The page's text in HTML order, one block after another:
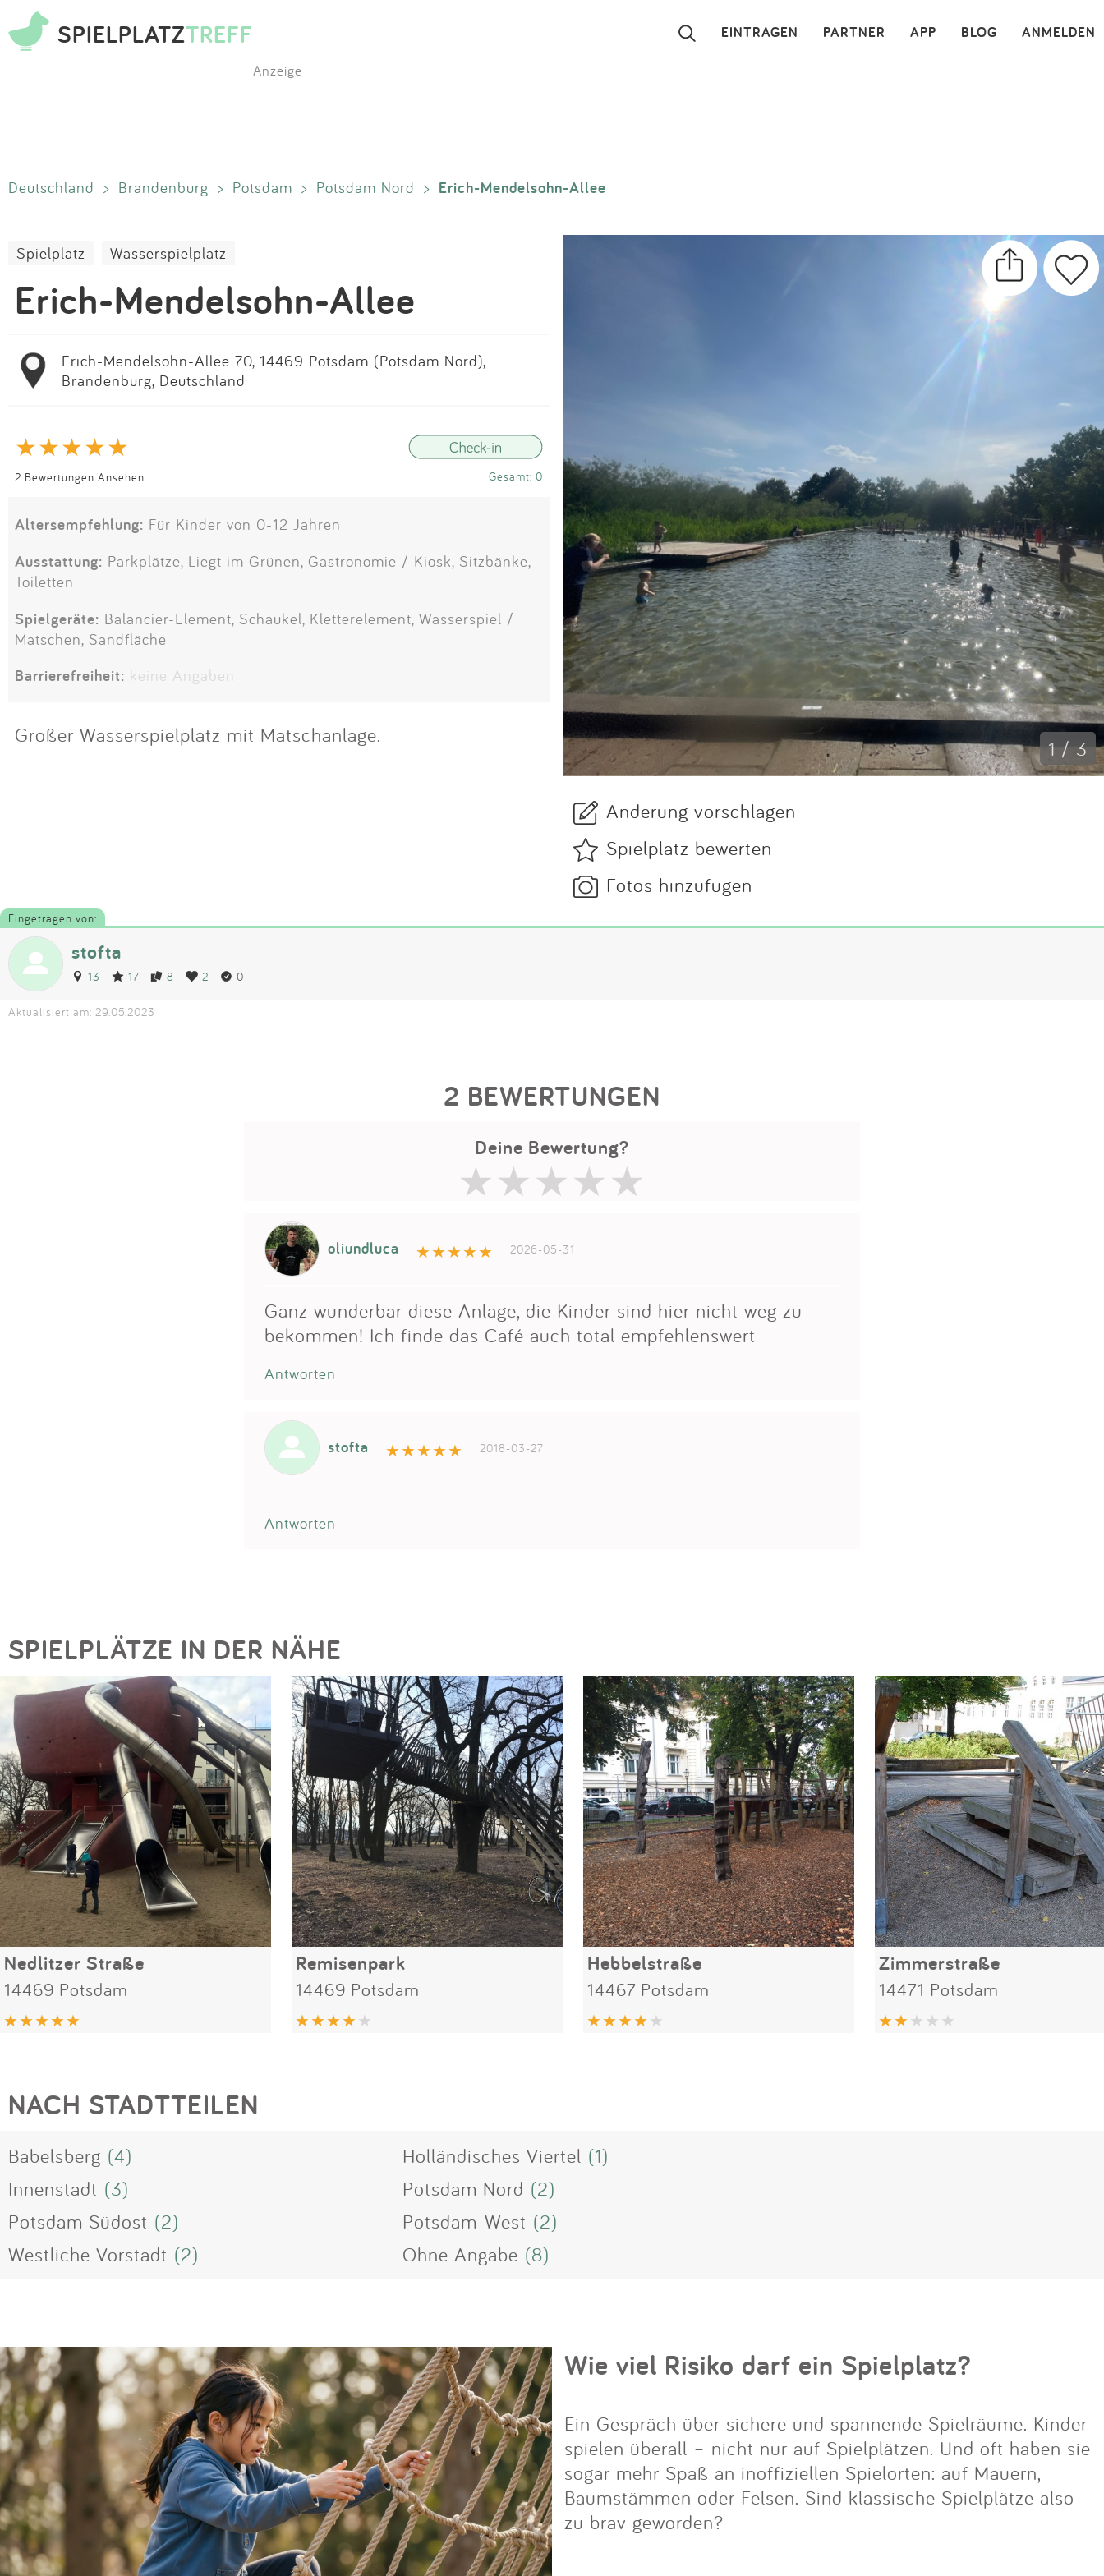
SPIELPLATZTREFF ANMELDEN
BLOG
APP
PARTNER
EINTRAGEN ×
App
Blog
Anmelden
Anzeige
Deutschland > Brandenburg > Potsdam > Potsdam Nord > Erich-Mendelsohn-Allee
Spielplatz Wasserspielplatz
Erich-Mendelsohn-Allee
Erich-Mendelsohn-Allee 70, 14469 Potsdam (Potsdam Nord),
Brandenburg, Deutschland
2 Bewertungen Ansehen Gesamt: 0
Altersempfehlung: Für Kinder von 0-12 Jahren
Ausstattung: Parkplätze, Liegt im Grünen, Gastronomie / Kiosk, Sitzbänke,
Toiletten
Spielgeräte: Balancier-Element, Schaukel, Kletterelement, Wasserspiel /
Matschen, Sandfläche
Barrierefreiheit: keine Angaben
Großer Wasserspielplatz mit Matschanlage.
1 / 3
Änderung vorschlagen
Spielplatz bewerten
Fotos hinzufügen
Eingetragen von:
stofta
13 17 8 2 0
Aktualisiert am: 29.05.2023
2 BEWERTUNGEN
Deine Bewertung?
oliundluca 2026-05-31
Ganz wunderbar diese Anlage, die Kinder sind hier nicht weg zu
bekommen! Ich finde das Café auch total empfehlenswert
Antworten
stofta 2018-03-27
Antworten
SPIELPLÄTZE IN DER NÄHE
Nedlitzer Straße
14469 Potsdam
Remisenpark
14469 Potsdam
Hebbelstraße
14467 Potsdam
Zimmerstraße
14471 Potsdam
NACH STADTTEILEN
Babelsberg (4) Holländisches Viertel (1)
Innenstadt (3) Potsdam Nord (2)
Potsdam Südost (2) Potsdam-West (2)
Westliche Vorstadt (2) Ohne Angabe (8)
Wie viel Risiko darf ein Spielplatz?
Ein Gespräch über sichere und spannende Spielräume. Kinder
spielen überall – nicht nur auf Spielplätzen. Und oft haben sie
sogar mehr Spaß an inoffiziellen Spielorten: auf Mauern,
Baumstämmen oder Felsen. Sind klassische Spielplätze also
zu brav geworden?